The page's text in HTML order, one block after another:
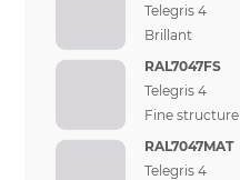
Telegris 4
Brillant
RAL7047FS
Telegris 4
Fine structure
RAL7047MAT
Telegris 4